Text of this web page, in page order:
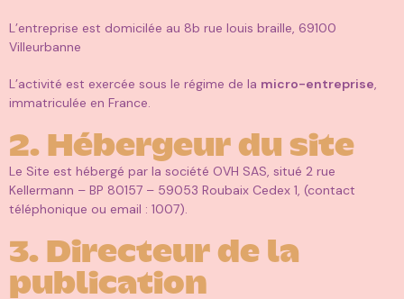
L’entreprise est domicilée au 8b rue louis braille, 69100
Villeurbanne
L’activité est exercée sous le régime de la micro-entreprise,
immatriculée en France.
2. Hébergeur du site
Le Site est hébergé par la société OVH SAS, situé 2 rue
Kellermann – BP 80157 – 59053 Roubaix Cedex 1, (contact
téléphonique ou email : 1007).
3. Directeur de la
publication